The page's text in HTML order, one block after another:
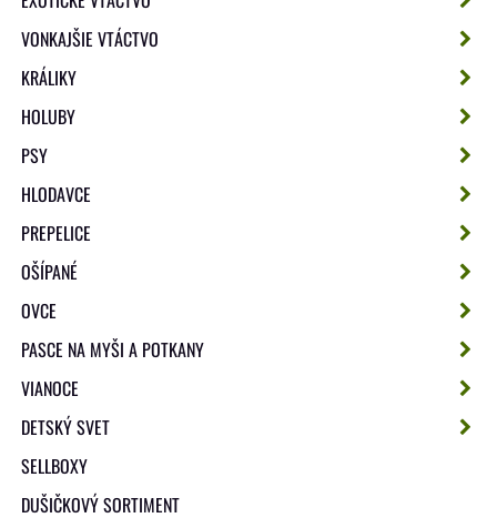
VONKAJŠIE VTÁCTVO
KRÁLIKY
HOLUBY
PSY
HLODAVCE
PREPELICE
OŠÍPANÉ
OVCE
PASCE NA MYŠI A POTKANY
VIANOCE
DETSKÝ SVET
SELLBOXY
DUŠIČKOVÝ SORTIMENT